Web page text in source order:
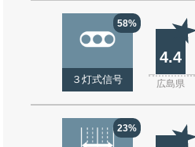
58%
３灯式信号
4.4
広島県
23%